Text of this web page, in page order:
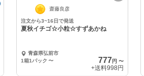
齋藤良彦
注文から3~16日で発送
夏秋イチゴ☆小粒☆すずあかね
青森県弘前市
1箱1パック 〜 777円〜
+送料998円